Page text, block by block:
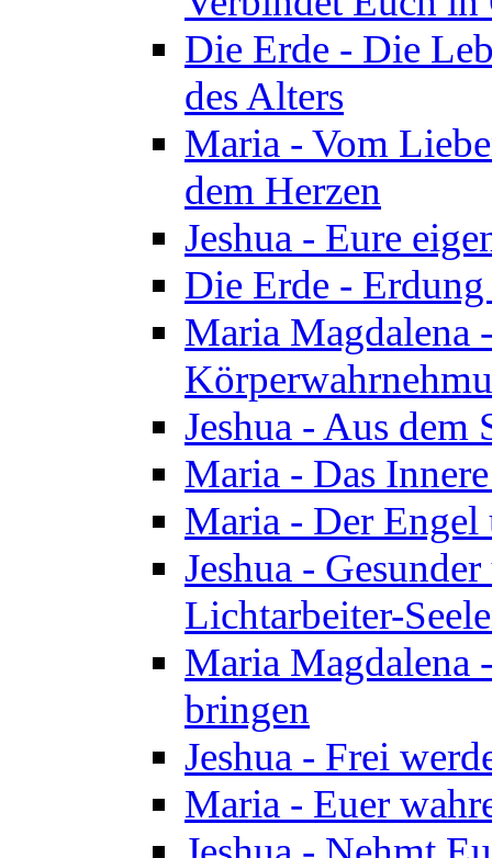
Die Erde - Die
des Alters
Maria - Vom
dem Herzen
Jeshua - Eure
Die Erde -
Maria Magdalena
Jeshua - Aus dem
Maria - Das
Maria - Der Engel
Jeshua -
Lichtarbeiter-
Maria Magdalena
bringen
Jeshua - Frei
Maria - Euer